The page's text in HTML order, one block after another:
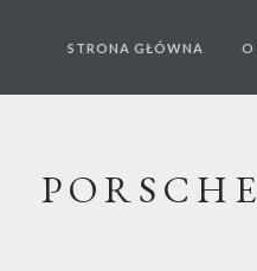
STRONA GŁÓWNA O